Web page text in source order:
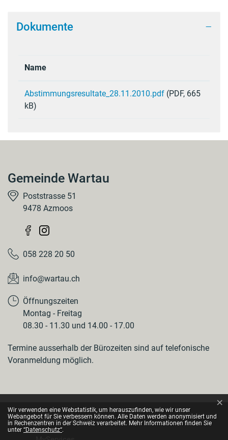
Dokumente
Name
Abstimmungsresultate_28.11.2010.pdf (PDF, 665
kB)
Gemeinde Wartau
Poststrasse 51
9478 Azmoos
058 228 20 50
info@wartau.ch
Öffnungszeiten
Montag - Freitag
08.30 - 11.30 und 14.00 - 17.00
Termine ausserhalb der Bürozeiten sind auf telefonische
Voranmeldung möglich.
© 2026 Gemeinde Wartau
Toolbar
Webstatistik
Wir verwenden eine Webstatistik, um herauszufinden, wie wir unser
Webangebot für Sie verbessern können. Alle Daten werden anonymisiert und
in Rechenzentren in der Schweiz verarbeitet. Mehr Informationen finden Sie
unter“Datenschutz“.
×